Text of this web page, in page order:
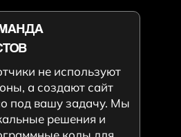
не используют
а создают сайт
под вашу задачу. Мы
решения и